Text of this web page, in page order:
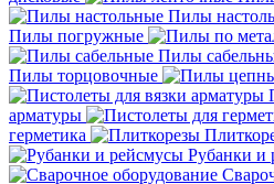
Пилы
Пилы погружные
Пилы
Пилы торцовочные
арматуры
герметика
Рубанки и